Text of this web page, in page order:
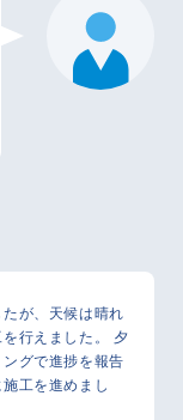
が、天候は晴れ
行えました。 夕
グで進捗を報告
工を進めまし